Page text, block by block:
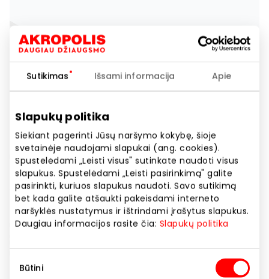
Sutikimas Išsami informacija Apie
Slapukų politika
Siekiant pagerinti Jūsų naršymo kokybę, šioje
svetainėje naudojami slapukai (ang. cookies).
Spustelėdami „Leisti visus" sutinkate naudoti visus
slapukus. Spustelėdami „Leisti pasirinkimą" galite
pasirinkti, kuriuos slapukus naudoti. Savo sutikimą
bet kada galite atšaukti pakeisdami interneto
naršyklės nustatymus ir ištrindami įrašytus slapukus.
Daugiau informacijos rasite čia: Slapukų politika
pasirinkimas
Būtini